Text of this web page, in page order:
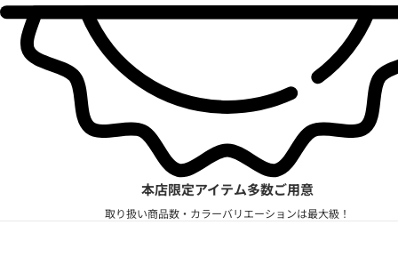
本店限定アイテム多数ご用意
取り扱い商品数・カラーバリエーションは最大級！